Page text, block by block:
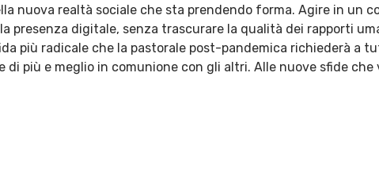
nuova realtà sociale che sta prendendo forma. Agire in un
presenza digitale, senza trascurare la qualità dei rapporti
più radicale che la pastorale post-pandemica richiederà a
di più e meglio in comunione con gli altri. Alle nuove sfide che